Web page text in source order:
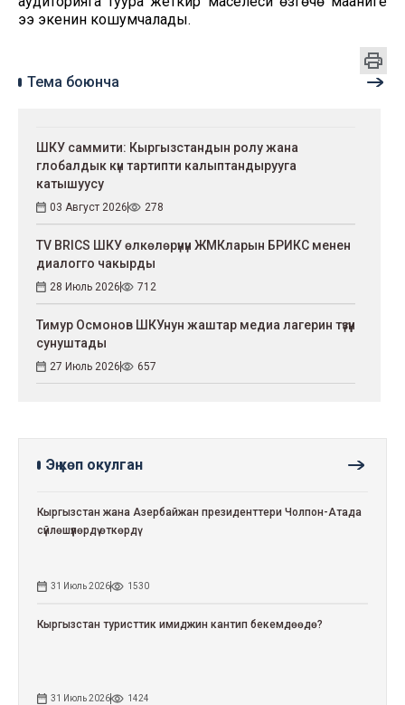
ээ экенин кошумчалады.
Тема боюнча
ШКУ саммити: Кыргызстандын ролу жана
глобалдык күн тартипти калыптандырууга
катышуусу
03 Август 2026 278
TV BRICS ШКУ өлкөлөрүнүн ЖМКларын БРИКС менен
диалогго чакырды
28 Июль 2026 712
Тимур Осмонов ШКУнун жаштар медиа лагерин түзүүнү
сунуштады
27 Июль 2026 657
Эң көп окулган
Кыргызстан жана Азербайжан президенттери Чолпон-Атада
сүйлөшүүлөрдү өткөрдү
31 Июль 2026 1530
Кыргызстан туристтик имиджин кантип бекемдөөдө?
31 Июль 2026 1424